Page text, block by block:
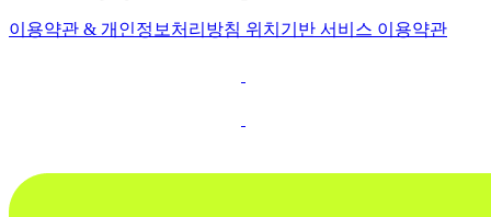
이용약관 & 개인정보처리방침 위치기반 서비스 이용약관